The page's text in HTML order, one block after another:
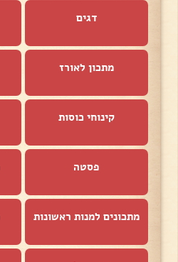
דגים
מתכון לאורז
קינוחי כוסות
פסטה
מתכונים למנות ראשונות